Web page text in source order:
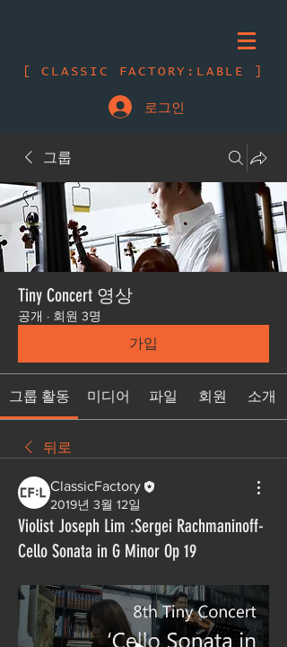
[ CLASSIC FACTORY:LABLE ]
로그인
그룹
Tiny Concert 영상
공개 · 회원 3명
가입
그룹 활동 미디어 파일 회원 소개
뒤로
ClassicFactory
2019년 3월 12일
Violist Joseph Lim :Sergei Rachmaninoff-
Cello Sonata in G Minor Op 19